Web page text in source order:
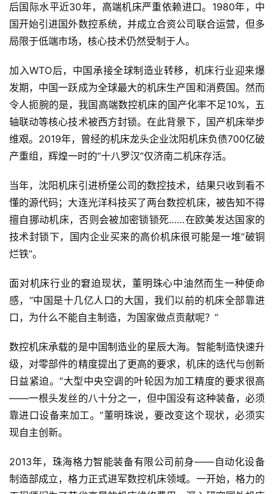
后国际水平近30年，高端机床严重依赖进口。1980年，中
国开始引进国外数控系统，并成立合资公司联合运营，但多
局限于低端市场，核心技术仍然受制于人。
加入WTO后，中国承接全球制造业转移，机床行业迎来爆
发期，中国一跃成为全球最大的机床生产国和消费国。然而
令人扼腕的是，我国高端数控机床的国产化率不足10%，五
轴联动等核心技术被西方封锁。在此背景下，国产机床举步
维艰。2019年，曾经的机床龙头企业沈阳机床负债700亿破
产重组，辉煌一时的“十八罗汉”仅济南二机床存活。
当年，沈阳机床引进桥堡公司的数控技术，结果只收到看不
懂的源代码；大连光洋科技买了两台数控机床，被告知不得
擅自挪动机床，否则会被加密锁锁死……在欧美发达国家的
技术封锁下，国内企业买来的高价机床很可能是一堆“破铜
烂铁”。
面对机床行业的窘迫现状，董明珠心中油然而生一种使命
感，“中国是十几亿人口的大国，我们以前的机床全部靠进
口，为什么不能自主制造，为国家做点贡献呢？”
数控机床承载的是中国制造业的星辰大海。智能制造快速升
级，对零部件的精度提出了更高的要求，机床的迭代与创新
日益紧迫。“大型中央空调的叶轮因为加工精度的要求很高
——一根头发丝的八十分之一，但中国没有这种装备，必须
靠进口设备来加工。”董明珠说，要改变这个现状，必须实
现自主创新。
2013年，珠海格力智能装备有限公司前身——自动化设备
制造部成立，格力正式进军数控机床领域。一开始，格力的